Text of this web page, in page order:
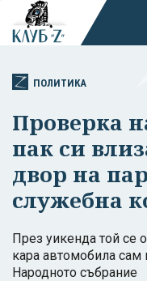
ПОЛИТИКА
Проверка
пак си
двор на
служебна
През уикенда той се
кара автомобила
Народното събрание